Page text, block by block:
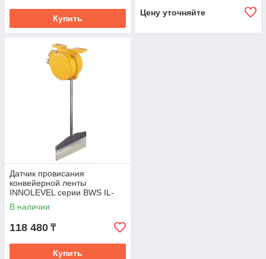
Купить
Цену уточняйте
Датчик провисания
конвейерной ленты
INNOLEVEL серии BWS IL-
BHS
В наличии
118 480 ₸
Купить